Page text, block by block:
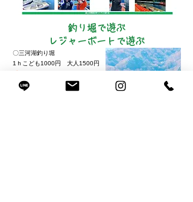
釣り堀で遊ぶ​
レジャーボートで遊ぶ
〇三河湖釣り堀
1ｈこども1000円 大人1500円
手ぶらで楽しめます♪
フナコイなどが釣れます。
釣り竿レンタルエサ付きです♪